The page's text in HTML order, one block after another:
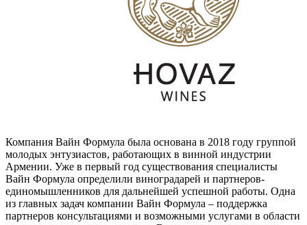
Компания Вайн Формула была основана в 2018 году группой
молодых энтузиастов, работающих в винной индустрии
Армении. Уже в первый год существования специалисты
Вайн Формула определили виноградарей и партнеров-
единомышленников для дальнейшей успешной работы. Одна
из главных задач компании Вайн Формула – поддержка
партнеров консультациями и возможными услугами в области